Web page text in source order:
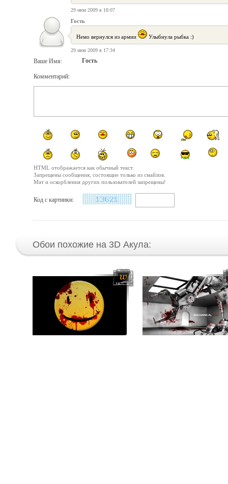
29 июн 2009 в 18:07
Гость
Немо вернулся из армии Улыбнула рыбка :)
29 июн 2009 в 17:34
Ваше Имя: Гость
Комментарий:
HTML отображается как обычный текст.
Запрещены сообщения, состоящие только из смайлов.
Мат и оскорбления других пользователей запрещены!
Код с картинки:
Обои похожие на 3D Акула: